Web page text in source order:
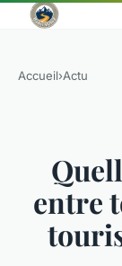
Accueil›Actu
entre